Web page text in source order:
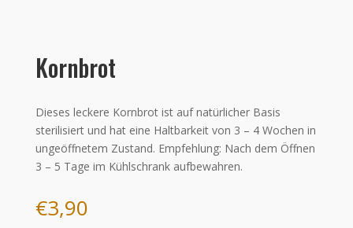
Kornbrot
Dieses leckere Kornbrot ist auf natürlicher Basis
sterilisiert und hat eine Haltbarkeit von 3 – 4 Wochen in
ungeöffnetem Zustand. Empfehlung: Nach dem Öffnen
3 – 5 Tage im Kühlschrank aufbewahren.
€3,90